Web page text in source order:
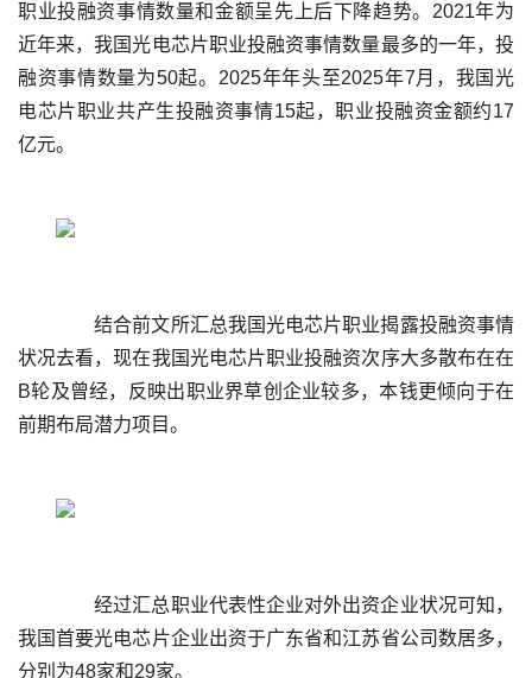
职业投融资事情数量和金额呈先上后下降趋势。2021年为
近年来，我国光电芯片职业投融资事情数量最多的一年，投
融资事情数量为50起。2025年年头至2025年7月，我国光
电芯片职业共产生投融资事情15起，职业投融资金额约17
状况去看，现在我国光电芯片职业投融资次序大多散布在在
B轮及曾经，反映出职业界草创企业较多，本钱更倾向于在
我国首要光电芯片企业出资于广东省和江苏省公司数居多，